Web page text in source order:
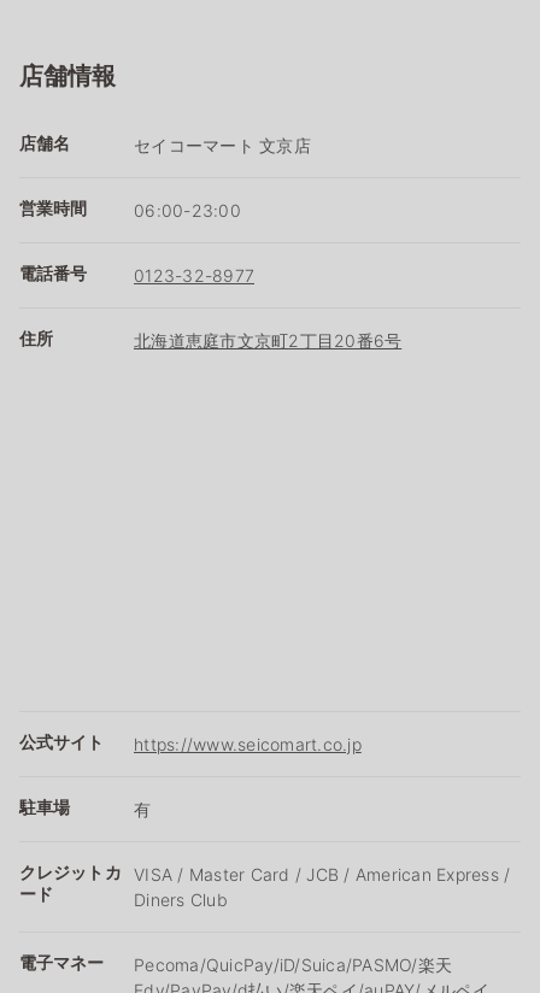
店舗情報
店舗名 セイコーマート 文京店
営業時間 06:00-23:00
電話番号 0123-32-8977
住所 北海道恵庭市文京町2丁目20番6号
公式サイト https://www.seicomart.co.jp
駐車場 有
クレジットカ
ード
VISA / Master Card / JCB / American Express /
Diners Club
電子マネー
Pecoma/QuicPay/iD/Suica/PASMO/楽天